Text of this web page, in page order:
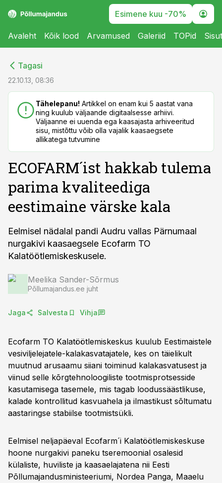
Esimene kuu -70%
Avaleht Kõik lood Arvamused Galeriid TOPid
Tagasi
22.10.13, 08:36
Tähelepanu! Artikkel on enam kui 5 aastat vana
ning kuulub väljaande digitaalsesse arhiivi.
Väljaanne ei uuenda ega kaasajasta arhiveeritud
sisu, mistõttu võib olla vajalik kaasaegsete
allikatega tutvumine
ECOFARM´ist hakkab tulema
parima kvaliteediga
eestimaine värske kala
Eelmisel nädalal pandi Audru vallas Pärnumaal
nurgakivi kaasaegsele Ecofarm TO
Kalatöötlemiskeskusele.
Meelika Sander-Sõrmus
Põllumajandus.ee juht
Jaga Salvesta Vihja
Ecofarm TO Kalatöötlemiskeskus kuulub Eestimaistele
vesiviljelejatele-kalakasvatajatele, kes on täielikult
muutnud arusaamu siiani toiminud kalakasvatusest ja
viinud selle kõrgtehnoloogiliste tootmisprotsesside
kasutamisega tasemele, mis tagab loodussäästlikuse,
kalade kontrollitud kasvuahela ja ilmastikust sõltumatu
aastaringse stabiilse tootmistsükli.
Eelmisel neljapäeval Ecofarm´i Kalatöötlemiskeskuse
hoone nurgakivi paneku tseremoonial osalesid
külaliste, huviliste ja kaasaelajatena nii Eesti
Põllumajandusministeeriumi, Nordea Panga, Maaelu